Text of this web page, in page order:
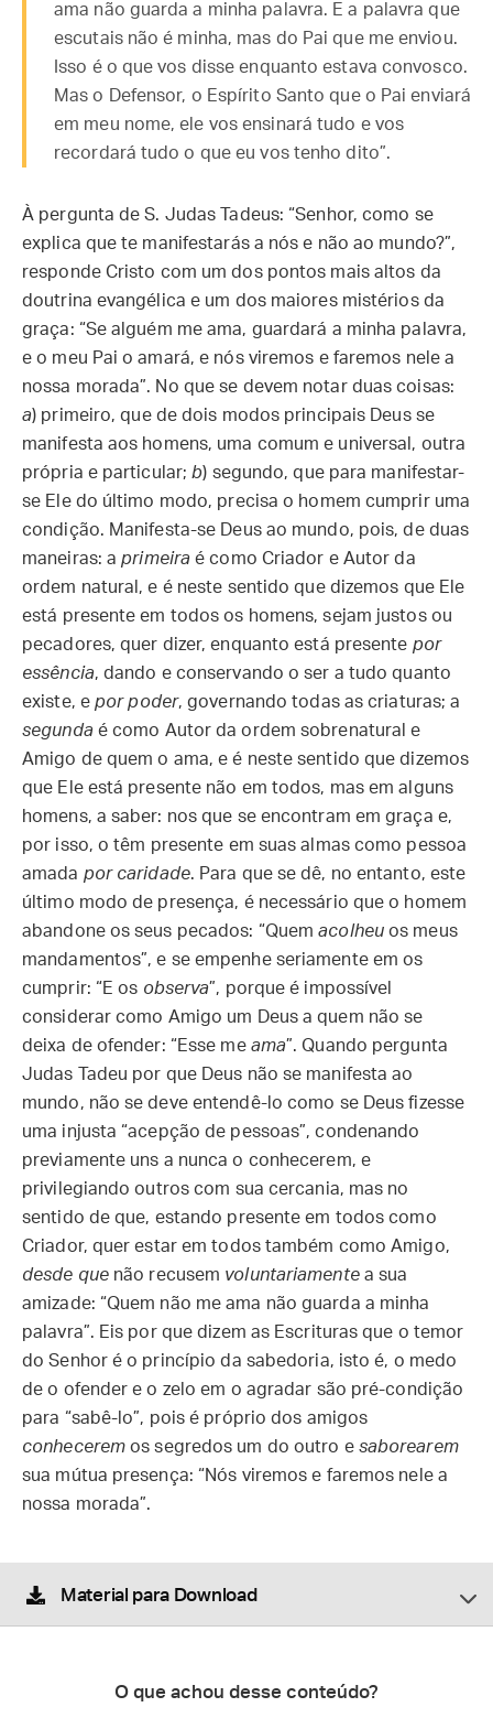
ama não guarda a minha palavra. E a palavra que
escutais não é minha, mas do Pai que me enviou.
Isso é o que vos disse enquanto estava convosco.
Mas o Defensor, o Espírito Santo que o Pai enviará
em meu nome, ele vos ensinará tudo e vos
recordará tudo o que eu vos tenho dito”.
À pergunta de S. Judas Tadeus: “Senhor, como se
explica que te manifestarás a nós e não ao mundo?”,
responde Cristo com um dos pontos mais altos da
doutrina evangélica e um dos maiores mistérios da
graça: “Se alguém me ama, guardará a minha palavra,
e o meu Pai o amará, e nós viremos e faremos nele a
nossa morada”. No que se devem notar duas coisas:
a) primeiro, que de dois modos principais Deus se
manifesta aos homens, uma comum e universal, outra
própria e particular;b) segundo, que para manifestar-
se Ele do último modo, precisa o homem cumprir uma
condição. Manifesta-se Deus ao mundo, pois, de duas
maneiras: aprimeiraé como Criador e Autor da
ordem natural, e é neste sentido que dizemos que Ele
está presente em todos os homens, sejam justos ou
pecadores, quer dizer, enquanto está presente por
essência, dando e conservando o ser a tudo quanto
existe, e por poder, governando todas as criaturas; a
segundaé como Autor da ordem sobrenatural e
Amigo de quem o ama, e é neste sentido que dizemos
que Ele está presente não em todos, mas em alguns
homens, a saber: nos que se encontram em graça e,
por isso, o têm presente em suas almas como pessoa
amada por caridade. Para que se dê, no entanto, este
último modo de presença, é necessário que o homem
abandone os seus pecados: “Quemacolheuos meus
mandamentos”, e se empenhe seriamente em os
cumprir: “E os observa”, porque é impossível
considerar como Amigo um Deus a quem não se
deixa de ofender: “Esse me ama”. Quando pergunta
Judas Tadeu por que Deus não se manifesta ao
mundo, não se deve entendê-lo como se Deus fizesse
uma injusta “acepção de pessoas”, condenando
previamente uns a nunca o conhecerem, e
privilegiando outros com sua cercania, mas no
sentido de que, estando presente em todos como
Criador, quer estar em todos também como Amigo,
desde quenão recusem voluntariamentea sua
amizade: “Quem não me ama não guarda a minha
palavra”. Eis por que dizem as Escrituras que o temor
do Senhor é o princípio da sabedoria, isto é, o medo
de o ofender e o zelo em o agradar são pré-condição
para “sabê-lo”, pois é próprio dos amigos
conhecerem os segredos um do outro e saborearem
sua mútua presença: “Nós viremos e faremos nele a
nossa morada”.
Material para Download
O que achou desse conteúdo?